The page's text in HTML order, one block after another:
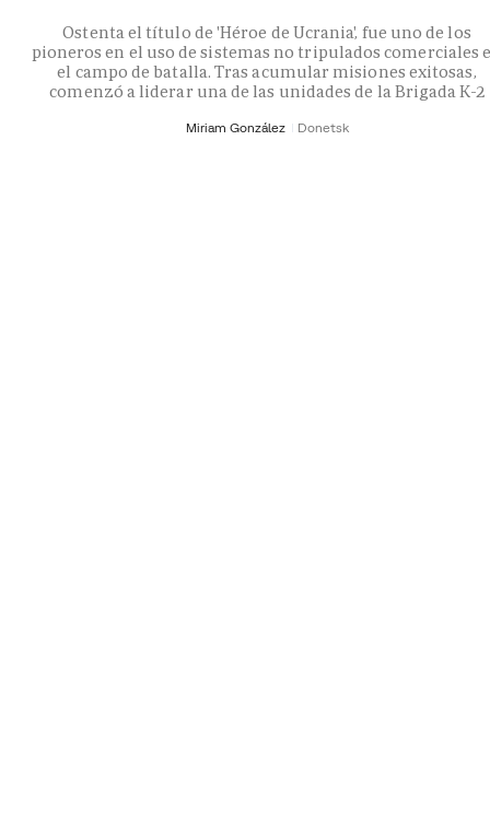
Ostenta el título de 'Héroe de Ucrania', fue uno de los
pioneros en el uso de sistemas no tripulados comerciales
el campo de batalla. Tras acumular misiones exitosas,
comenzó a liderar una de las unidades de la Brigada K-2
Miriam González Donetsk